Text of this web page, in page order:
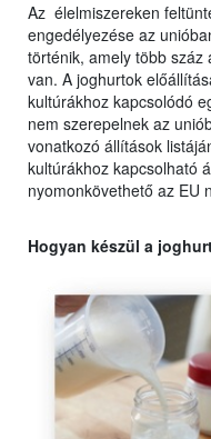
Az élelmiszereken
engedélyezése az
történik, amely több száz
van. A joghurtok
kultúrákhoz kapcsolódó
nem szerepelnek az
vonatkozó állítások
kultúrákhoz kapcsolható
nyomonkövethető az EU
Hogyan készül a